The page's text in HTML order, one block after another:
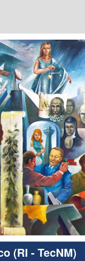
(RI - TecNM)